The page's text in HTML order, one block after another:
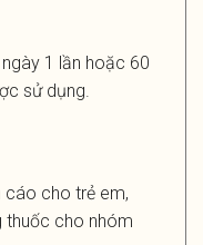
1 lần hoặc 60
sử dụng.
cáo cho trẻ em,
thuốc cho nhóm